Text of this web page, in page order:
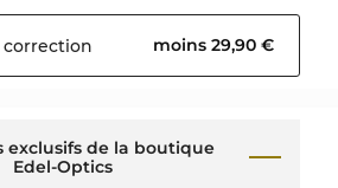
correction moins 29,90 €
exclusifs de la boutique
Edel-Optics